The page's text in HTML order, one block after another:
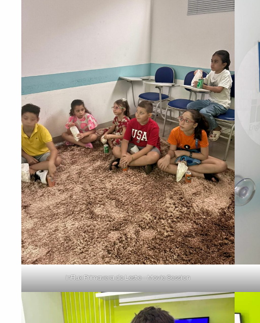
inFlux Primavera do Leste – Movie Session